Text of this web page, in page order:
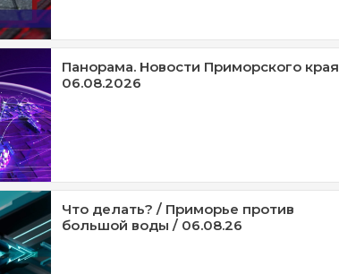
Панорама. Новости Приморского края
06.08.2026
Что делать? / Приморье против
большой воды / 06.08.26